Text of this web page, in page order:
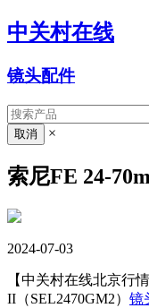
中关村在线
镜头配件
×
索尼FE 24-
2024-07-03
【中关村在线北京行
II（SEL2470GM2） 镜